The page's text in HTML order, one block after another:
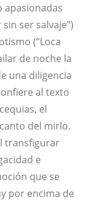
apasionadas
ser salvaje”)
(“Loca
de noche la
una diligencia
al texto
el
del mirlo.
transfigurar
e
que se
por encima de